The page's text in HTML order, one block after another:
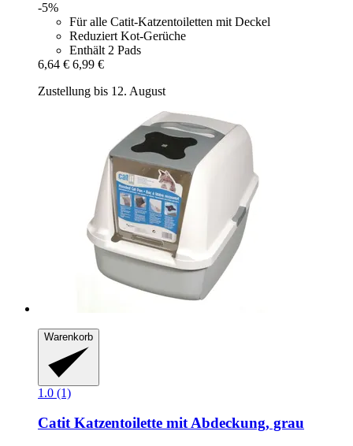
-5%
Für alle Catit-Katzentoiletten mit Deckel
Reduziert Kot-Gerüche
Enthält 2 Pads
6,64 € 6,99 €
Zustellung bis 12. August
Warenkorb
1.0 (1)
CatitKatzentoilette mit Abdeckung, grau